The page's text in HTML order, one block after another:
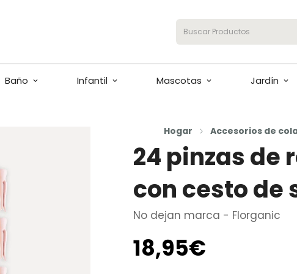
Buscar Productos
Baño Infantil Mascotas Jardín
Hogar Accesorios de
24 pinzas de
con cesto de
No dejan marca - Florganic
Precio
regular
18,95€